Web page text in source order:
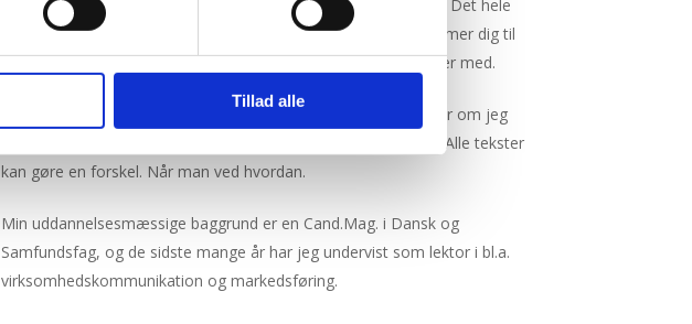
Tillad alle
De stærke fortællinger, de skæve vinkler, det personlige præg. Det hele
tiltaler mig. Jeg kan med lethed skrive i alle genrer, og det kommer dig til
gavn. For mig betyder det ikke noget, hvilke tekster jeg arbejder med.
Om jeg skriver tekster med den kække, humoristiske tone. Eller om jeg
skriver tekster med den professionelle mere fagspecifikke lyd. Alle tekster
kan gøre en forskel. Når man ved hvordan.
Min uddannelsesmæssige baggrund er en Cand.Mag. i Dansk og
Samfundsfag, og de sidste mange år har jeg undervist som lektor i bl.a.
virksomhedskommunikation og markedsføring.